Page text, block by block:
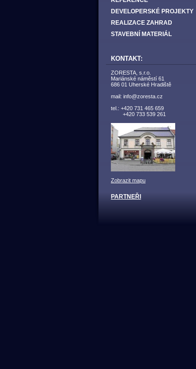
DEVELOPERSKÉ PROJEKTY
REALIZACE ZAHRAD
STAVEBNÍ MATERIÁL
KONTAKT:
ZORESTA, s.r.o.
Mariánské náměstí 61
686 01 Uherské Hradiště
mail: info@zoresta.cz
tel.: +420 731 465 659
+420 733 539 261
Zobrazit mapu
PARTNEŘI